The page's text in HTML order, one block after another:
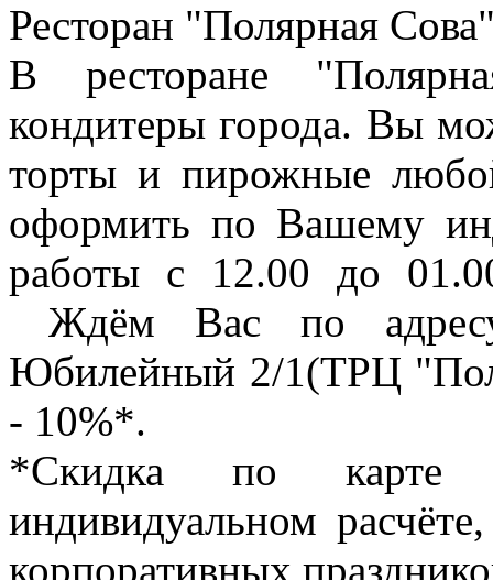
Ресторан "Полярная
В ресторане
кондитеры города. Вы
торты и пирожные
оформить по Вашему
работы с 12.00 до
Ждём Вас по
Юбилейный 2/1(ТРЦ
- 10%*.
*Скидка по карте
индивидуальном
корпоративных